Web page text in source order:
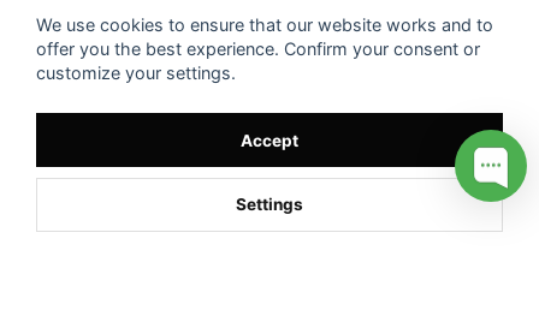
We use cookies to ensure that our website works and to
offer you the best experience. Confirm your consent or
customize your settings.
Accept
Settings